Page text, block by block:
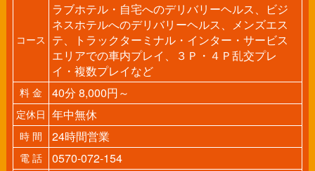
コース
ラブホテル・自宅へのデリバリーヘルス、ビジ
ネスホテルへのデリバリーヘルス、メンズエス
テ、トラックターミナル・インター・サービス
エリアでの車内プレイ、３Ｐ・４Ｐ乱交プレ
イ・複数プレイなど
料 金 40分 8,000円～
定休日 年中無休
時 間 24時間営業
電 話 0570-072-154